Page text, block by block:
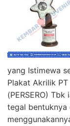
yang Istimewa
Plakat Akrilik PT
(PERSERO)
tegal